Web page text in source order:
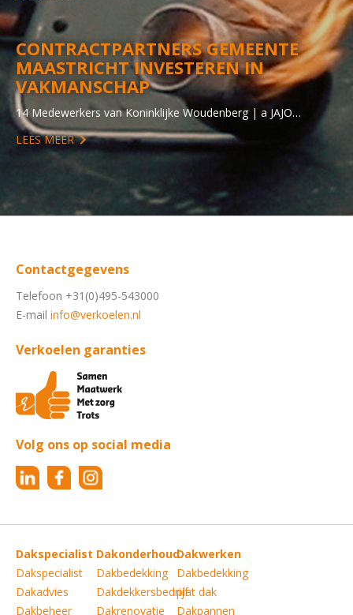
CONTRACTPARTNERS GEMEENTE
MAASTRICHT INVESTEREN IN
VAKMANSCHAP
14 Medewerkers van Koninklijke Woudenberg | a JAJO…
LEES MEER
Contactgegevens
Telefoon +31(0)495-543000
E-mail info@verkoelen.nl
Verkoelen garanties
Volg ons op social media
Dakspecialist
Dakspecialist
Dakadvies
Dakbeheer
Dakonderhoud
Dakbedekking
Dakdekkersbedrijf
Dakrenovatie
Dakwerken
Dakbedekking
plat dak
Dakpannen